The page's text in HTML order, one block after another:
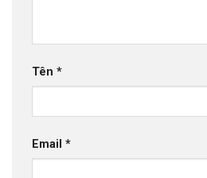
Tên *
Email *